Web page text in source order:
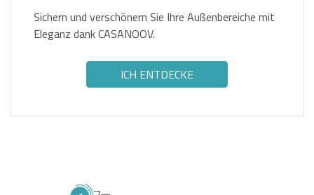
Sichern und verschönern Sie Ihre Außenbereiche mit
Eleganz dank CASANOOV.
ICH ENTDECKE